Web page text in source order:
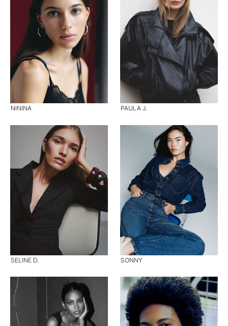
NININA PAULA J.
SELINE D. SONNY